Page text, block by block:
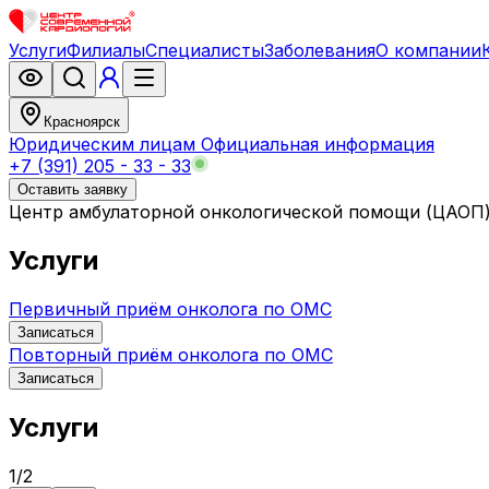
УслугиФилиалыСпециалистыЗаболеванияО компании
Красноярск
Юридическим лицам Официальная информация
+7 (391) 205 - 33 - 33
Оставить заявку
Центр амбулаторной онкологической помощи (ЦАОП)
Услуги
Первичный приём онколога по ОМС
Записаться
Повторный приём онколога по ОМС
Записаться
Услуги
1/2